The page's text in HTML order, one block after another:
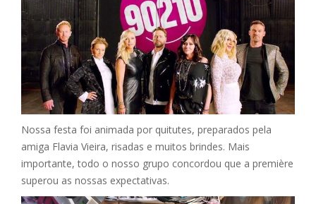
Nossa festa foi animada por quitutes, preparados pela
amiga Flavia Vieira, risadas e muitos brindes. Mais
importante, todo o nosso grupo concordou que a première
superou as nossas expectativas.